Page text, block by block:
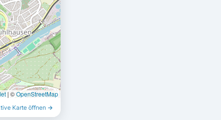
| ©OpenStreetMap
Karte öffnen →